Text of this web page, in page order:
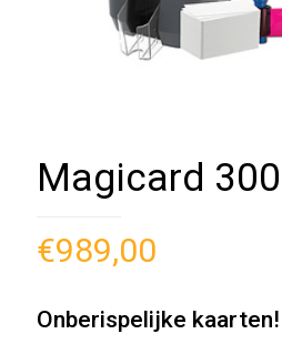
Magicard
€989,00
Onberispelijke kaarten!